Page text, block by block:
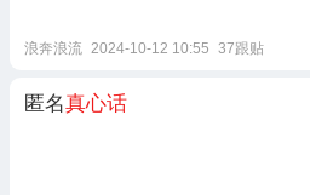
浪奔浪流 2024-10-12 10:55 37跟贴
匿名真心话